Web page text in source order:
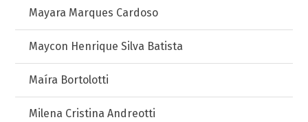
Mayara Marques Cardoso
Maycon Henrique Silva Batista
Maíra Bortolotti
Milena Cristina Andreotti